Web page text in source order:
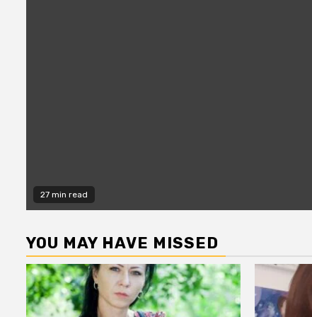
27 min read
YOU MAY HAVE MISSED